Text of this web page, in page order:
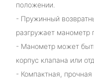
положении.
- Пружинный
разгружает манометр
- Манометр может
корпус клапана или
- Компактная,